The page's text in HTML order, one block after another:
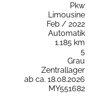
Pkw
Limousine
Feb / 2022
Automatik
1.185 km
5
Grau
Zentrallager
ab ca. 18.08.2026
MY551682